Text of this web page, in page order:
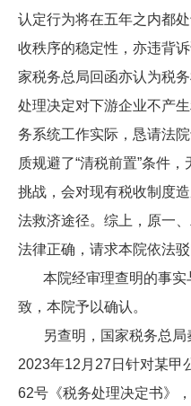
认定行为将在五年之内都
收秩序的稳定性，亦违背
家税务总局回函亦认为税
处理决定对下游企业不产
务系统工作实际，恳请法
质规避了“清税前置”条件
挑战，会对现有税收制度
法救济途径。综上，原一
法律正确，请求本院依法
本院经审理查明的事实
致，本院予以确认。
另查明，国家税务总局
2023年12月27日针对某甲
62号《税务处理决定书》